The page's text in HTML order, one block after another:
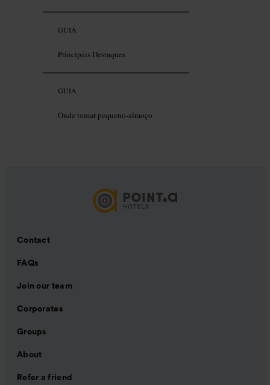
GUIA
Principais Destaques
GUIA
Onde tomar pequeno-almoço
Contact
FAQs
Join our team
Corporates
Groups
About
Refer a friend